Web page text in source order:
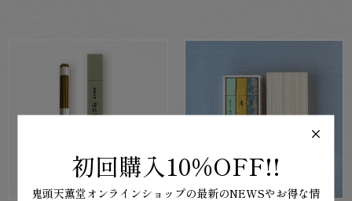
初回購入10%OFF!!
鬼頭天薫堂オンラインショップの最新のNEWSやお得な情
×